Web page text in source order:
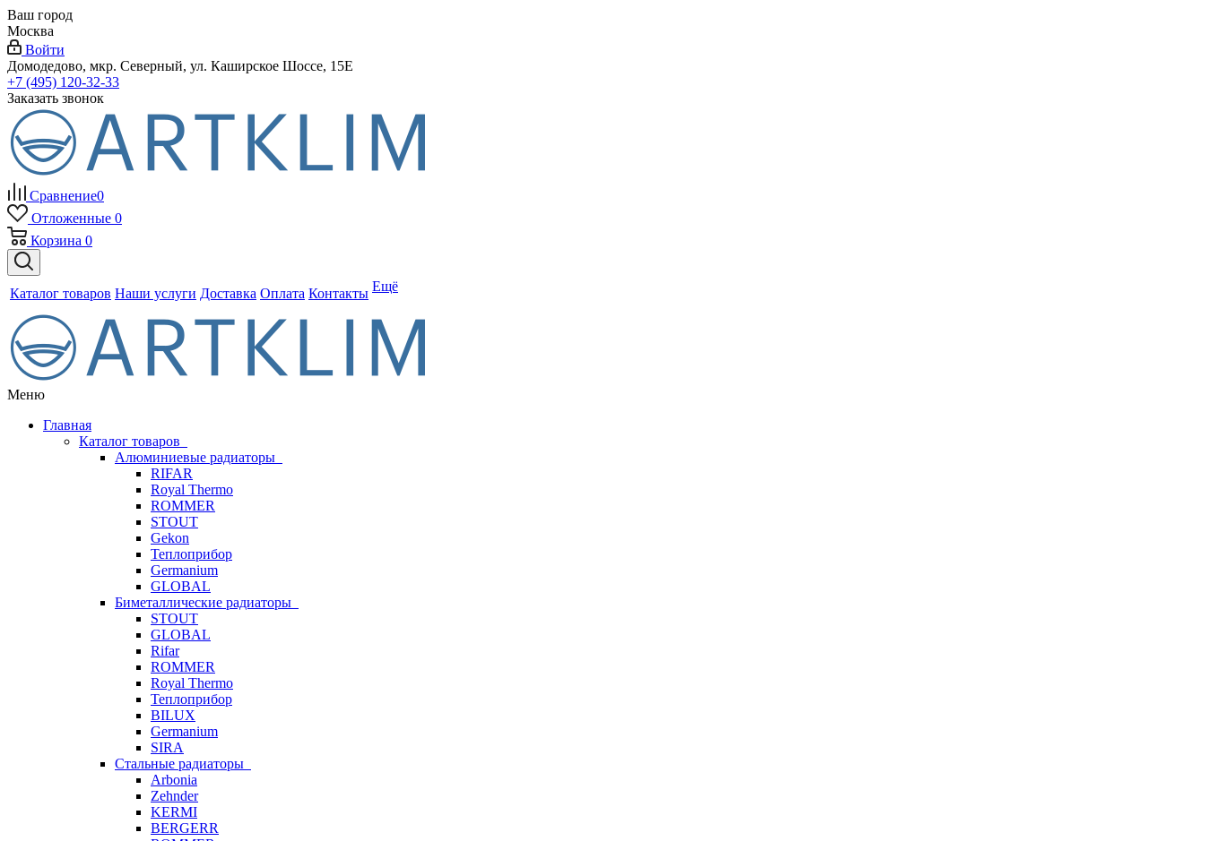
Ваш город
Москва
Войти
Домодедово, мкр. Северный, ул. Каширское Шоссе, 15Е
+7 (495) 120-32-33
Заказать звонок
Сравнение0
Отложенные 0
Корзина 0
Каталог товаров Наши услуги Доставка Оплата Контакты Ещё
Меню
Главная
Каталог товаров
Алюминиевые радиаторы
RIFAR
Royal Thermo
ROMMER
STOUT
Gekon
Теплоприбор
Germanium
GLOBAL
Биметаллические радиаторы
STOUT
GLOBAL
Rifar
ROMMER
Royal Thermo
Теплоприбор
BILUX
Germanium
SIRA
Стальные радиаторы
Arbonia
Zehnder
KERMI
BERGERR